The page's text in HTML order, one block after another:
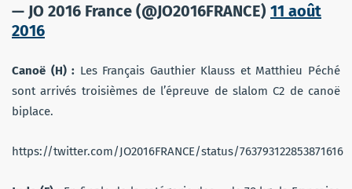
— JO 2016 France (@JO2016FRANCE) 11 août
2016
Canoë (H) : Les Français Gauthier Klauss et Matthieu Péché
sont arrivés troisièmes de l’épreuve de slalom C2 de canoë
biplace.
https://twitter.com/JO2016FRANCE/status/763793122853871616